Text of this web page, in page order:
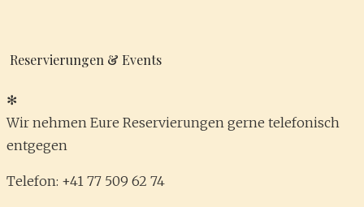
Reservierungen & Events
✻
Wir nehmen Eure Reservierungen gerne telefonisch
entgegen
Telefon: +41 77 509 62 74